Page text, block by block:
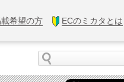
希望の方 ECのミカタとは